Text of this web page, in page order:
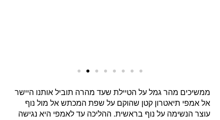
ממשיכים מהר גמל על הטיילת שעד מהרה תוביל אותנו היישר
אל אמפי תיאטרון קטן שהוקם על שפת המכתש אל מול נוף
עוצר הנשימה על נוף בראשית. ההליכה עד לאמפי היא נגישה